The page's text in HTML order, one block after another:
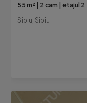
55 m² 2 cam
etajul 2
Sibiu, Sibiu